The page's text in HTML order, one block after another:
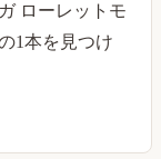
ローレットモ
1本を見つけ